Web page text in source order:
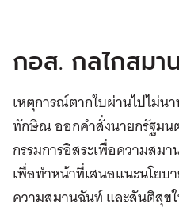
กอส. กลไกสมา
เหตุการณ์ตากใบผ่านไปไม่น
ทักษิณ ออกคำสั่งนายกรัฐมน
กรรมการอิสระเพื่อความสม
เพื่อทำหน้าที่เสนอแนะนโยบ
ความสมานฉันท์ และสันติสุข